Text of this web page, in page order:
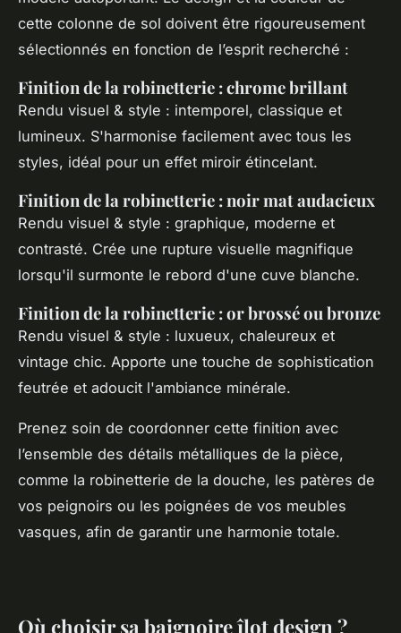
cette colonne de sol doivent être rigoureusement
sélectionnés en fonction de l’esprit recherché :
Finition de la robinetterie : chrome brillant
Rendu visuel & style : intemporel, classique et
lumineux. S'harmonise facilement avec tous les
styles, idéal pour un effet miroir étincelant.
Finition de la robinetterie : noir mat audacieux
Rendu visuel & style : graphique, moderne et
contrasté. Crée une rupture visuelle magnifique
lorsqu'il surmonte le rebord d'une cuve blanche.
Finition de la robinetterie : or brossé ou bronze
Rendu visuel & style : luxueux, chaleureux et
vintage chic. Apporte une touche de sophistication
feutrée et adoucit l'ambiance minérale.
Prenez soin de coordonner cette finition avec
l’ensemble des détails métalliques de la pièce,
comme la robinetterie de la douche, les patères de
vos peignoirs ou les poignées de vos meubles
vasques, afin de garantir une harmonie totale.
Où choisir sa baignoire îlot design ?